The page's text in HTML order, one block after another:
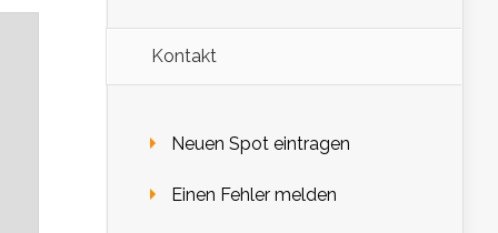
Kontakt
Neuen Spot eintragen
Einen Fehler melden